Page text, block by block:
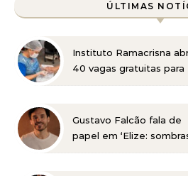
ÚLTIMAS
Instituto Ramacrisna
40 vagas gratuitas para
administração
Gustavo Falcão fala de
papel em ‘Elize: